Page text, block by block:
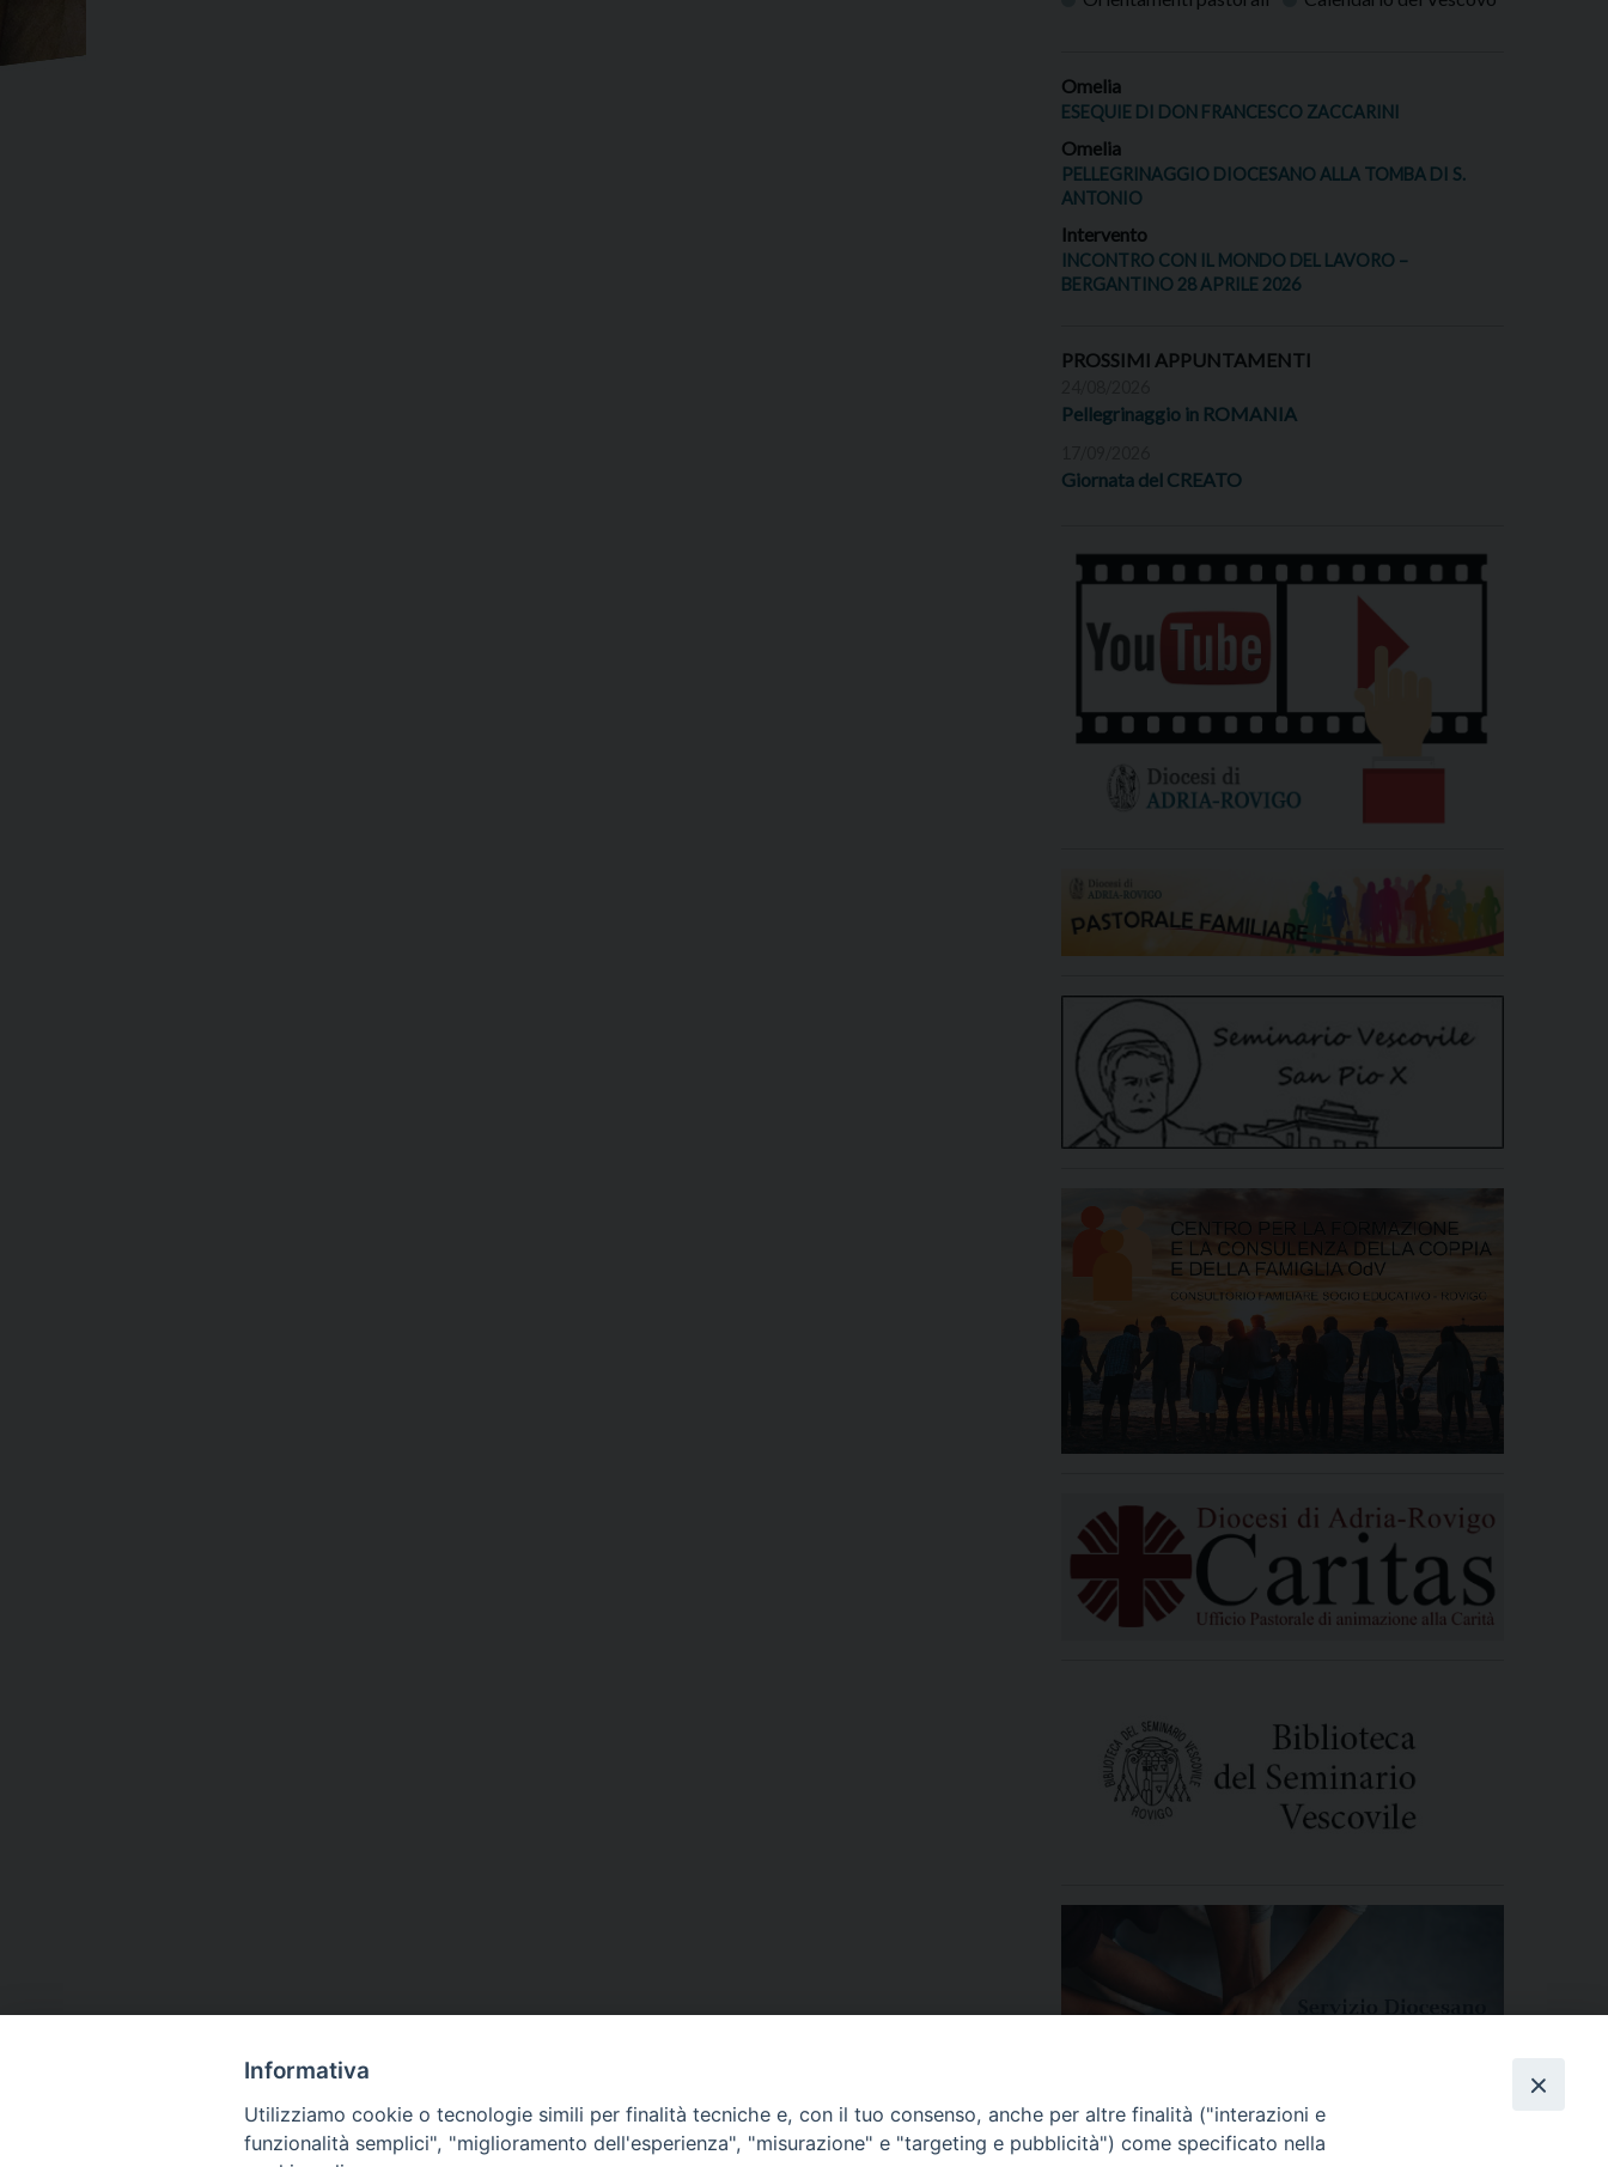
Omelia
ESEQUIE DI DON FRANCESCO ZACCARINI
Omelia
PELLEGRINAGGIO DIOCESANO ALLA TOMBA DI S.
ANTONIO
Intervento
INCONTRO CON IL MONDO DEL LAVORO –
BERGANTINO 28 APRILE 2026
PROSSIMI APPUNTAMENTI
Pellegrinaggio in ROMANIA
Giornata del CREATO
Informativa
Utilizziamo cookie o tecnologie simili per finalità tecniche e, con il tuo consenso, anche per altre finalità ("interazioni e
funzionalità semplici", "miglioramento dell'esperienza", "misurazione" e "targeting e pubblicità") come specificato nella